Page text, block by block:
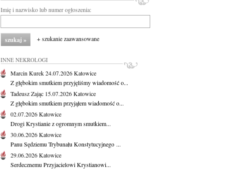
Imię i nazwisko lub numer ogłoszenia:
+ szukanie zaawansowane
INNE NEKROLOGI
Marcin Kurek24.07.2026Katowice
Z głębokim smutkiem przyjęliśmy wiadomość o...
Tadeusz Zając 15.07.2026Katowice
Z głębokim smutkiem przyjąłem wiadomość o...
02.07.2026Katowice
Drogi Krystianie z ogromnym smutkiem...
30.06.2026Katowice
Panu Sędziemu Trybunału Konstytucyjnego ...
29.06.2026Katowice
Serdecznemu Przyjacielowi Krystianowi...